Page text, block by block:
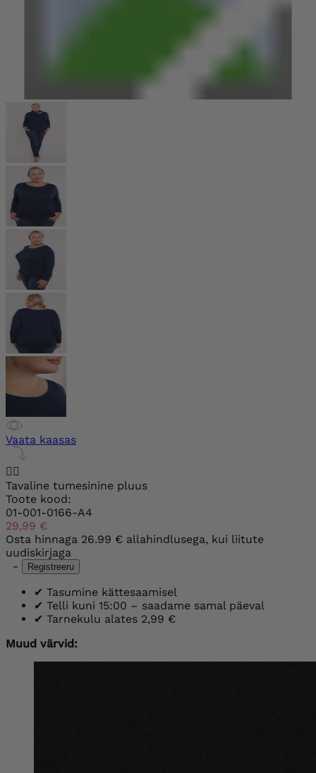
Vaata kaasas

Tavaline tumesinine pluus
Toote kood:
01-001-0166-A4
29,99 €
Osta hinnaga 26.99 € allahindlusega, kui liitute
uudiskirjaga
-
Registreeru
✔ Tasumine kättesaamisel
✔ Telli kuni 15:00 – saadame samal päeval
✔ Tarnekulu alates 2,99 €
Muud värvid: